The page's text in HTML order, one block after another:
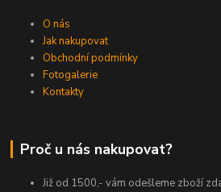
O nás
Jak nakupovat
Obchodní podmínky
Fotogalerie
Kontakty
Proč u nás nakupovat?
Již od 1500,- vám odešleme zboží